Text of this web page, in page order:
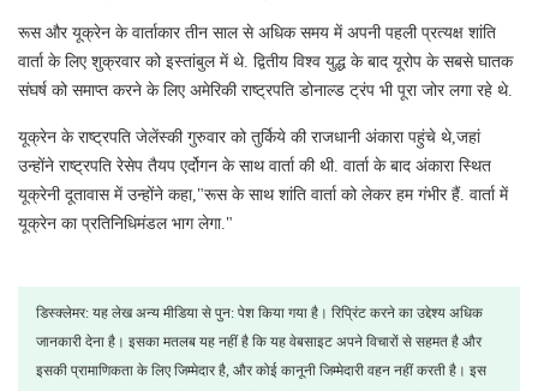
रूस और यूक्रेन के वार्ताकार तीन साल से अधिक समय में अपनी पहली प्रत्यक्ष शांति
वार्ता के लिए शुक्रवार को इस्तांबुल में थे. द्वितीय विश्व युद्ध के बाद यूरोप के सबसे घातक
संघर्ष को समाप्त करने के लिए अमेरिकी राष्ट्रपति डोनाल्ड ट्रंप भी पूरा जोर लगा रहे थे.
यूक्रेन के राष्ट्रपति जेलेंस्की गुरुवार को तुर्किये की राजधानी अंकारा पहुंचे थे,जहां
उन्होंने राष्ट्रपति रेसेप तैयप एर्दोगन के साथ वार्ता की थी. वार्ता के बाद अंकारा स्थित
यूक्रेनी दूतावास में उन्होंने कहा,"रूस के साथ शांति वार्ता को लेकर हम गंभीर हैं. वार्ता में
यूक्रेन का प्रतिनिधिमंडल भाग लेगा."
डिस्क्लेमर: यह लेख अन्य मीडिया से पुन: पेश किया गया है। रिप्रिंट करने का उद्देश्य अधिक
जानकारी देना है। इसका मतलब यह नहीं है कि यह वेबसाइट अपने विचारों से सहमत है और
इसकी प्रामाणिकता के लिए जिम्मेदार है, और कोई कानूनी जिम्मेदारी वहन नहीं करती है। इस